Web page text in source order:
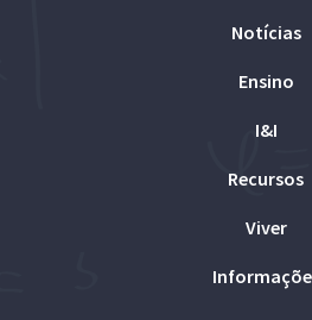
Notícias
Ensino
I&I
Recursos
Viver